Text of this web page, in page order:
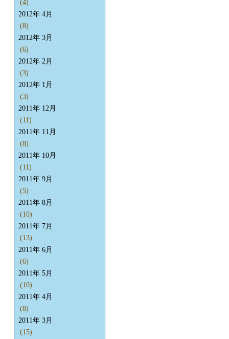
(4)
2012年 4月
(8)
2012年 3月
(6)
2012年 2月
(3)
2012年 1月
(3)
2011年 12月
(11)
2011年 11月
(8)
2011年 10月
(11)
2011年 9月
(5)
2011年 8月
(10)
2011年 7月
(13)
2011年 6月
(6)
2011年 5月
(10)
2011年 4月
(8)
2011年 3月
(15)